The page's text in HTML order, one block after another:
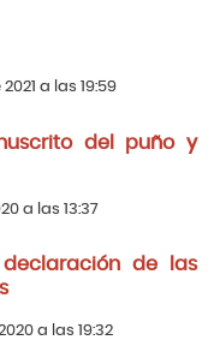
a las 19:59
del puño y
a las 13:37
de las
a las 19:32